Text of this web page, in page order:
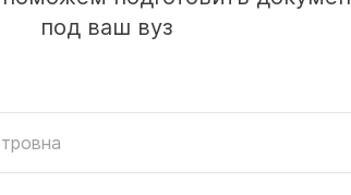
под ваш вуз